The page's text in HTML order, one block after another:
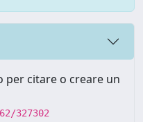
per citare o creare un
327302